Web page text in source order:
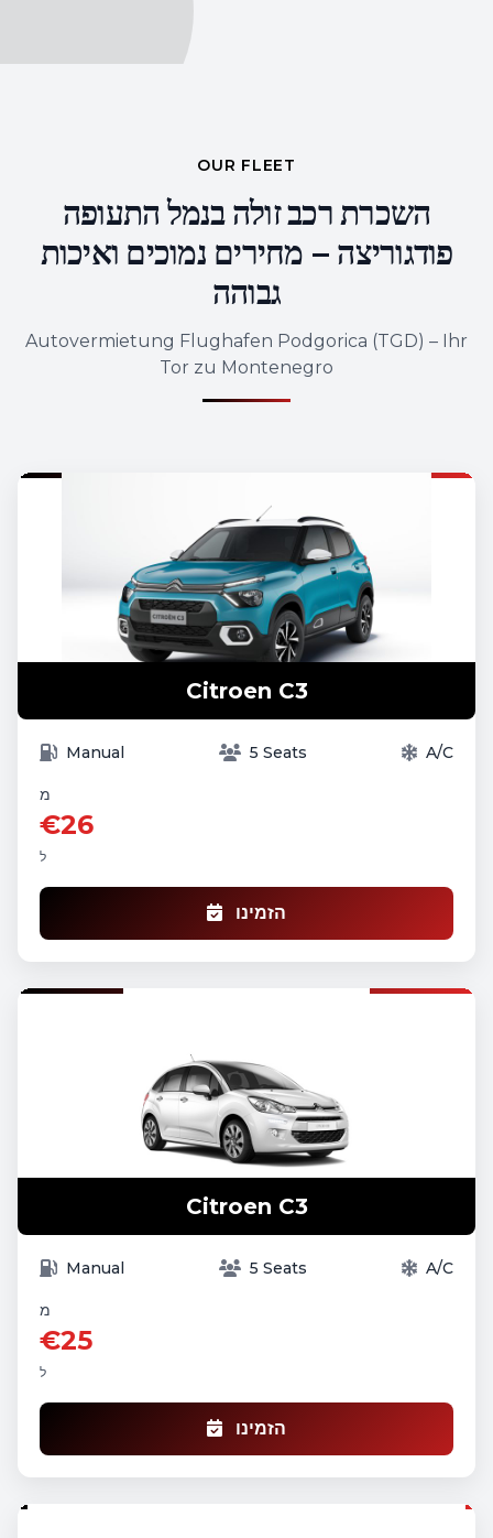
OUR FLEET
השכרת רכב זולה בנמל התעופה
פודגוריצה – מחירים נמוכים ואיכות
גבוהה
Autovermietung Flughafen Podgorica (TGD) – Ihr
Tor zu Montenegro
Citroen C3
Manual 5 Seats A/C
מ
€26
ל
הזמינו
Citroen C3
Manual 5 Seats A/C
מ
€25
ל
הזמינו